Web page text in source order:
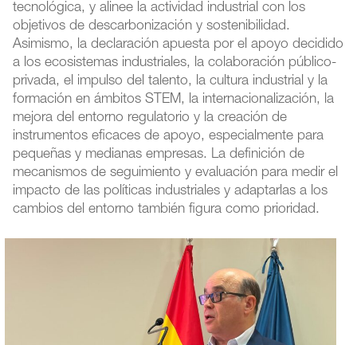
tecnológica, y alinee la actividad industrial con los
objetivos de descarbonización y sostenibilidad.
Asimismo, la declaración apuesta por el apoyo decidido
a los ecosistemas industriales, la colaboración público-
privada, el impulso del talento, la cultura industrial y la
formación en ámbitos STEM, la internacionalización, la
mejora del entorno regulatorio y la creación de
instrumentos eficaces de apoyo, especialmente para
pequeñas y medianas empresas. La definición de
mecanismos de seguimiento y evaluación para medir el
impacto de las políticas industriales y adaptarlas a los
cambios del entorno también figura como prioridad.